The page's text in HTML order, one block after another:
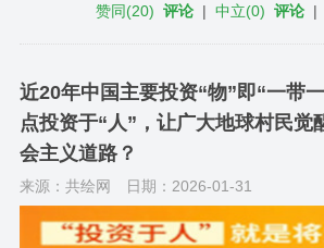
赞同(20) 评论 |中立(0) 评论 |
近20年中国主要投资“物”即“一带
点投资于“人”，让广大地球村民觉
会主义道路？
来源：共绘网 日期：2026-01-31